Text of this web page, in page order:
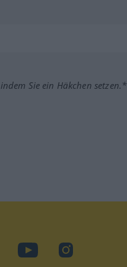
Sie ein Häkchen setzen.*
YouTubeInstagram